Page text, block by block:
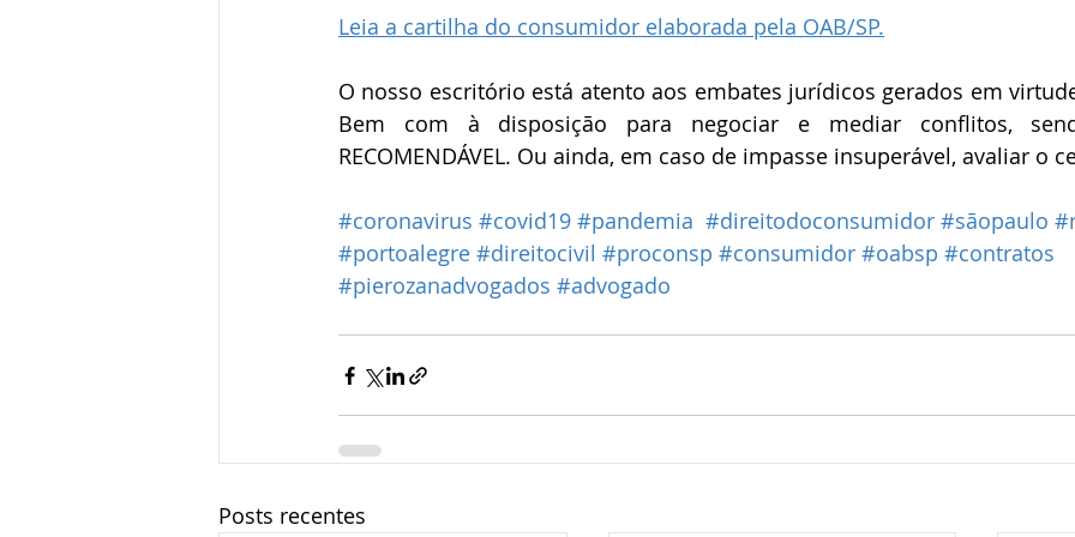
Leia a cartilha do consumidor elaborada pela OAB/SP.
O nosso escritório está atento aos embates jurídicos gerados em
Bem com à disposição para negociar e mediar conflitos,
RECOMENDÁVEL. Ou ainda, em caso de impasse insuperável, avaliar o
#coronavirus #covid19 #pandemia #direitodoconsumidor #sãopaulo
#portoalegre #direitocivil #proconsp #consumidor #oabsp #contratos
#pierozanadvogados #advogado
Posts recentes